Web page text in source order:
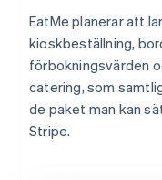
EatMe planerar att
kioskbeställning,
förbokningsvärden
catering, som
de paket man kan
Stripe.